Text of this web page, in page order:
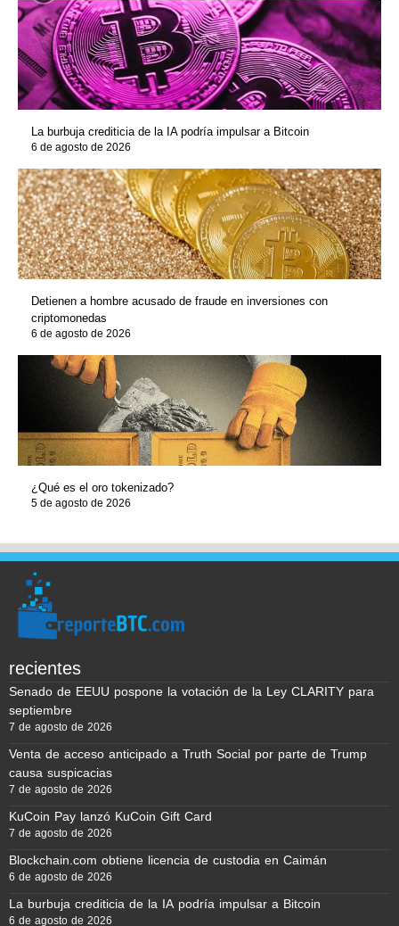
La burbuja crediticia de la IA podría impulsar a Bitcoin
6 de agosto de 2026
Detienen a hombre acusado de fraude en inversiones con
criptomonedas
6 de agosto de 2026
¿Qué es el oro tokenizado?
5 de agosto de 2026
recientes
Senado de EEUU pospone la votación de la Ley CLARITY para
septiembre
7 de agosto de 2026
Venta de acceso anticipado a Truth Social por parte de Trump
causa suspicacias
7 de agosto de 2026
KuCoin Pay lanzó KuCoin Gift Card
7 de agosto de 2026
Blockchain.com obtiene licencia de custodia en Caimán
6 de agosto de 2026
La burbuja crediticia de la IA podría impulsar a Bitcoin
6 de agosto de 2026